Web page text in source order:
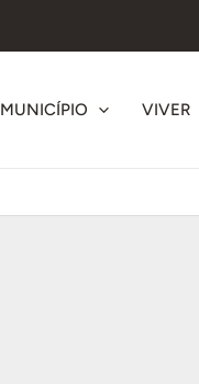
MUNICÍPIO VIVER